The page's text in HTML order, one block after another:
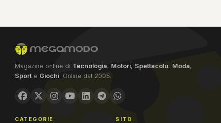
Magazine online di Tecnologia, Motori, Spettacolo, Moda,
Sport e Giochi. Online dal 2005.
CATEGORIE SITO